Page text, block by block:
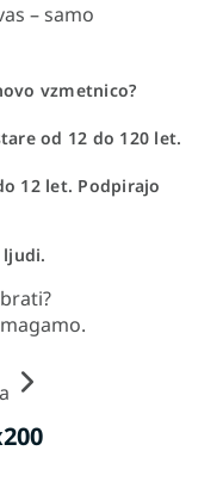
– samo
vzmetnico?
od 12 do 120 let.
12 let. Podpirajo
ljudi.